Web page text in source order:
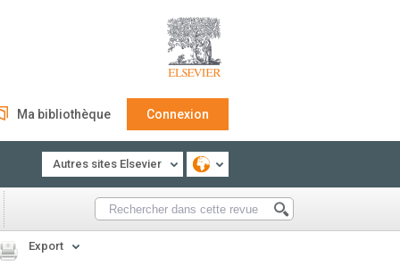
Ma bibliothèque Connexion
Autres sites Elsevier
Export